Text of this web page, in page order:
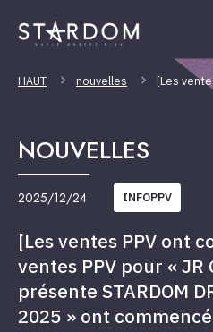
HAUT nouvelles [Les
NOUVELLES
2025/12/24 INFOPPV
[Les ventes PPV ont
ventes PPV pour « JR
présente STARDOM
2025 » ont